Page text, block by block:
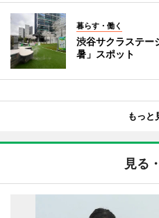
暮らす・働く
渋谷サクラステー
暑」スポット
もっと
見る